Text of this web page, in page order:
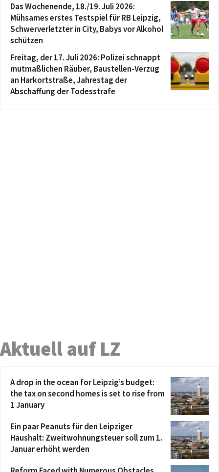
Das Wochenende, 18./19. Juli 2026:
Mühsames erstes Testspiel für RB Leipzig,
Schwerverletzter in City, Babys vor Alkohol
schützen
Freitag, der 17. Juli 2026: Polizei schnappt
mutmaßlichen Räuber, Baustellen-Verzug
an Harkortstraße, Jahrestag der
Abschaffung der Todesstrafe
Aktuell auf LZ
A drop in the ocean for Leipzig’s budget:
the tax on second homes is set to rise from
1 January
Ein paar Peanuts für den Leipziger
Haushalt: Zweitwohnungsteuer soll zum 1.
Januar erhöht werden